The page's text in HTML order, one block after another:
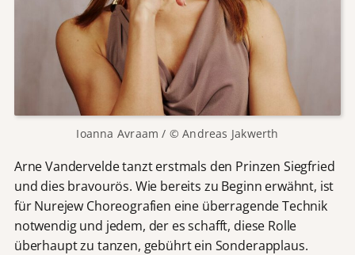
Ioanna Avraam / © Andreas Jakwerth
Arne Vandervelde tanzt erstmals den Prinzen Siegfried
und dies bravourös. Wie bereits zu Beginn erwähnt, ist
für Nurejew Choreografien eine überragende Technik
notwendig und jedem, der es schafft, diese Rolle
überhaupt zu tanzen, gebührt ein Sonderapplaus.